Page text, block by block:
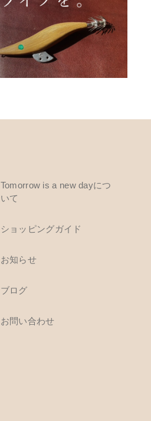
Tomorrow is a new dayにつ
いて
ショッピングガイド
お知らせ
ブログ
お問い合わせ